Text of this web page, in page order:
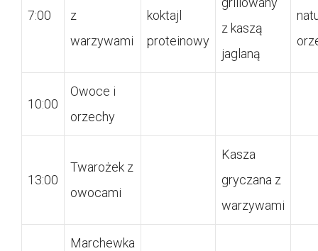
7:00
z
warzywami
koktajl
proteinowy
z kaszą
jaglaną
10:00
Owoce i
orzechy
13:00
Twarożek z
owocami
Kasza
gryczana z
warzywami
Marchewka